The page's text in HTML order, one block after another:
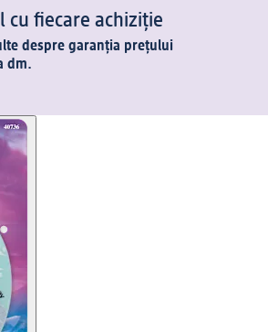
cu fiecare achiziție
despre garanția prețului
dm.